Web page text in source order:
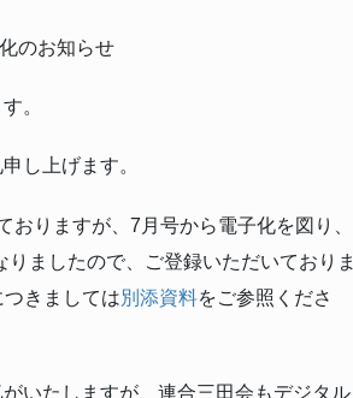
のお知らせ
。
し上げます。
りますが、7月号から電子化を図り、
ましたので、ご登録いただいておりま
きましては別添資料をご参照くださ
いたしますが、連合三田会もデジタル